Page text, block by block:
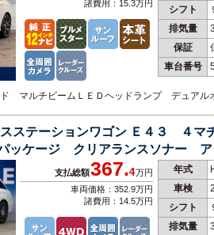
シフト
排気量
保証
車台番号
諸費用：15.3万円
ド マルチビームＬＥＤヘッドランプ デュア
スステーションワゴン Ｅ４３ ４
ッケージ クリアランスソナー ア
革シート 全席シートヒーター 全
年式
車検
シフト
排気量
支払総額367.4万円
車両価格：352.9万円
諸費用：14.5万円